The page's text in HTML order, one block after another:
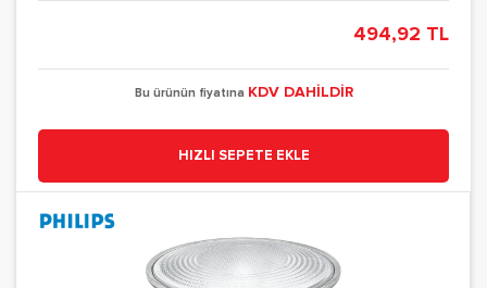
494,92 TL
Bu ürünün fiyatına KDV DAHİLDİR
HIZLI SEPETE EKLE